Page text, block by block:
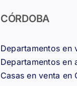
CÓRDOBA
Departamentos en
Departamentos en
Casas en venta en